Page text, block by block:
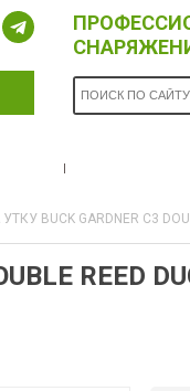
BUCK GARDNER C3
REED